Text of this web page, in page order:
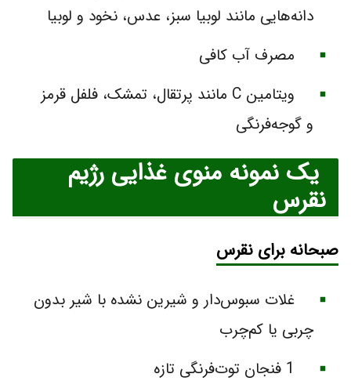
دانه‌هایی مانند لوبیا سبز، عدس، نخود و لوبیا
مصرف آب کافی
ویتامین C مانند پرتقال، تمشک، فلفل قرمز
و گوجه‌فرنگی
یک نمونه منوی غذایی رژیم
نقرس
صبحانه برای نقرس
غلات سبوس‌دار و شیرین نشده با شیر بدون
چربی یا کم‌چرب